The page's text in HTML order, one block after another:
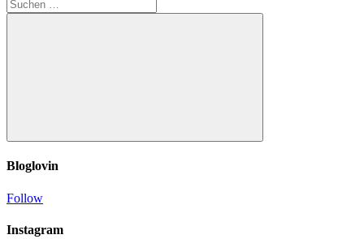
nach:
Suchen
Bloglovin
Follow
Instagram